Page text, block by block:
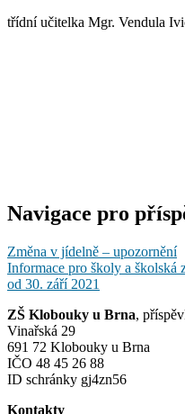
třídní učitelka Mgr. Vendula
Navigace pro
Změna v jídelně – upozornění
Informace pro školy a školská
od 30. září 2021
ZŠ Klobouky u Brna,
Vinařská 29
691 72 Klobouky u Brna
IČO 48 45 26 88
ID schránky gj4zn56
Kontakty